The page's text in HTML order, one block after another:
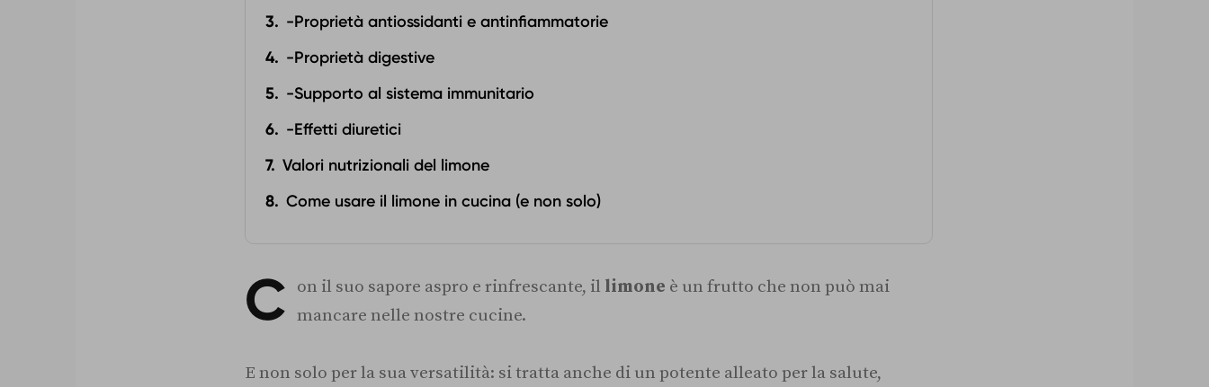
-Proprietà antiossidanti e antinfiammatorie
-Proprietà digestive
-Supporto al sistema immunitario
-Effetti diuretici
Valori nutrizionali del limone
Come usare il limone in cucina (e non solo)
C on il suo sapore aspro e rinfrescante, il limone è un frutto che non può mai
mancare nelle nostre cucine.
E non solo per la sua versatilità: si tratta anche di un potente alleato per la salute,